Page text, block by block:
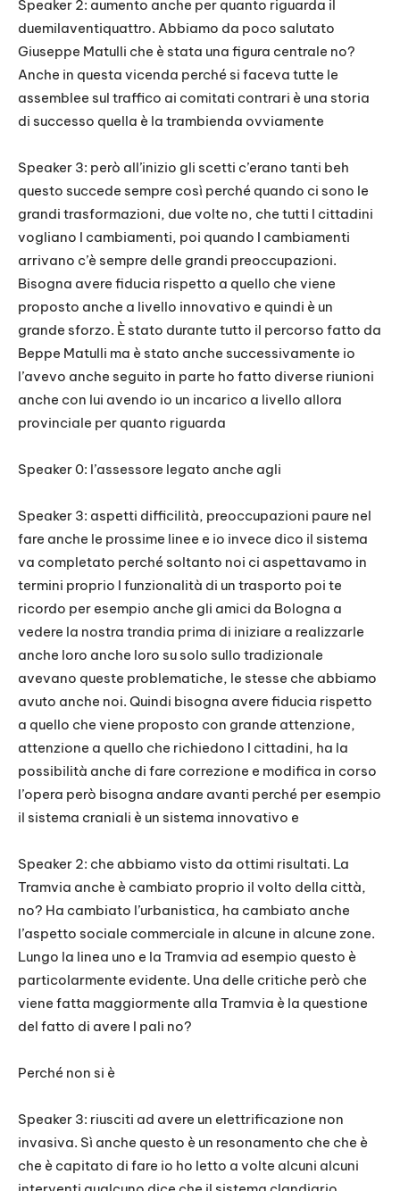
Speaker 2: aumento anche per quanto riguarda il
duemilaventiquattro. Abbiamo da poco salutato
Giuseppe Matulli che è stata una figura centrale no?
Anche in questa vicenda perché si faceva tutte le
assemblee sul traffico ai comitati contrari è una storia
di successo quella è la trambienda ovviamente
Speaker 3: però all’inizio gli scetti c’erano tanti beh
questo succede sempre così perché quando ci sono le
grandi trasformazioni, due volte no, che tutti I cittadini
vogliano I cambiamenti, poi quando I cambiamenti
arrivano c’è sempre delle grandi preoccupazioni.
Bisogna avere fiducia rispetto a quello che viene
proposto anche a livello innovativo e quindi è un
grande sforzo. È stato durante tutto il percorso fatto da
Beppe Matulli ma è stato anche successivamente io
l’avevo anche seguito in parte ho fatto diverse riunioni
anche con lui avendo io un incarico a livello allora
provinciale per quanto riguarda
Speaker 0: l’assessore legato anche agli
Speaker 3: aspetti difficilità, preoccupazioni paure nel
fare anche le prossime linee e io invece dico il sistema
va completato perché soltanto noi ci aspettavamo in
termini proprio I funzionalità di un trasporto poi te
ricordo per esempio anche gli amici da Bologna a
vedere la nostra trandia prima di iniziare a realizzarle
anche loro anche loro su solo sullo tradizionale
avevano queste problematiche, le stesse che abbiamo
avuto anche noi. Quindi bisogna avere fiducia rispetto
a quello che viene proposto con grande attenzione,
attenzione a quello che richiedono I cittadini, ha la
possibilità anche di fare correzione e modifica in corso
l’opera però bisogna andare avanti perché per esempio
il sistema craniali è un sistema innovativo e
Speaker 2: che abbiamo visto da ottimi risultati. La
Tramvia anche è cambiato proprio il volto della città,
no? Ha cambiato l’urbanistica, ha cambiato anche
l’aspetto sociale commerciale in alcune in alcune zone.
Lungo la linea uno e la Tramvia ad esempio questo è
particolarmente evidente. Una delle critiche però che
viene fatta maggiormente alla Tramvia è la questione
del fatto di avere I pali no?
Perché non si è
Speaker 3: riusciti ad avere un elettrificazione non
invasiva. Sì anche questo è un resonamento che che è
che è capitato di fare io ho letto a volte alcuni alcuni